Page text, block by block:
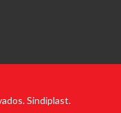
Sindiplast.